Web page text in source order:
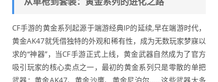
CF手游的黄金系列起源于端游经典IP的延续,早在端游时代，
黄金AK47就凭借独特的外观和稀有性，成为无数玩家梦寐以
求的“神器”，当CF手游正式上线，黄金武器自然成为了官方
吸引玩家的核心卖点之一，最初的黄金系列只是零散的单把